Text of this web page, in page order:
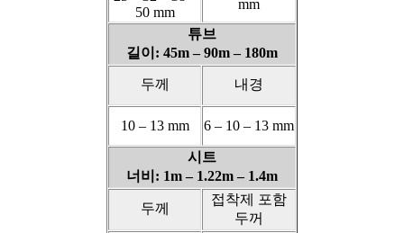
50 mm
mm
튜브
길이: 45m – 90m – 180m
두께 내경
10 – 13 mm 6 – 10 – 13 mm
시트
너비: 1m – 1.22m – 1.4m
두께
접착제 포함
두꺼